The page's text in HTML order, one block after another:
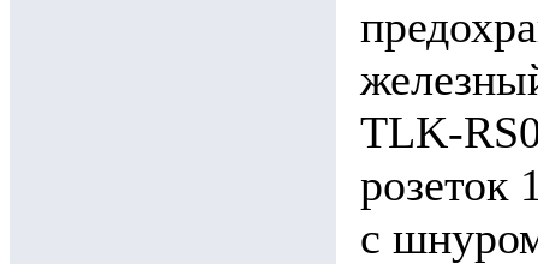
TLK-
розеток
c